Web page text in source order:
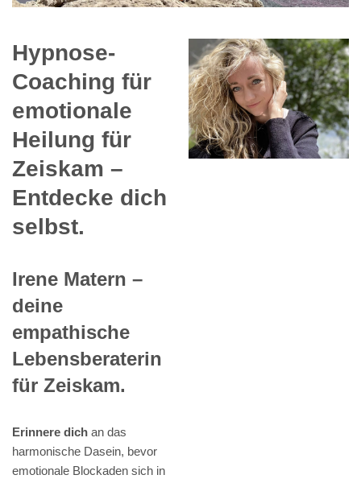
Hypnose-
Coaching für
emotionale
Heilung für
Zeiskam –
Entdecke dich
selbst.
Irene Matern –
deine
empathische
Lebensberaterin
für Zeiskam.
Erinnere dich an das
harmonische Dasein, bevor
emotionale Blockaden sich in